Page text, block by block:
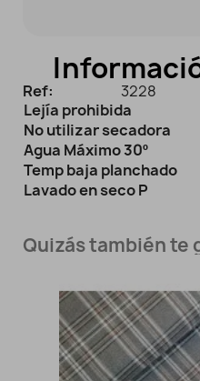
Ref:
3228
Lejía prohibida
No utilizar secadora
Agua Máximo 30º
Temp baja planchado
Lavado en seco P
Quizás también te